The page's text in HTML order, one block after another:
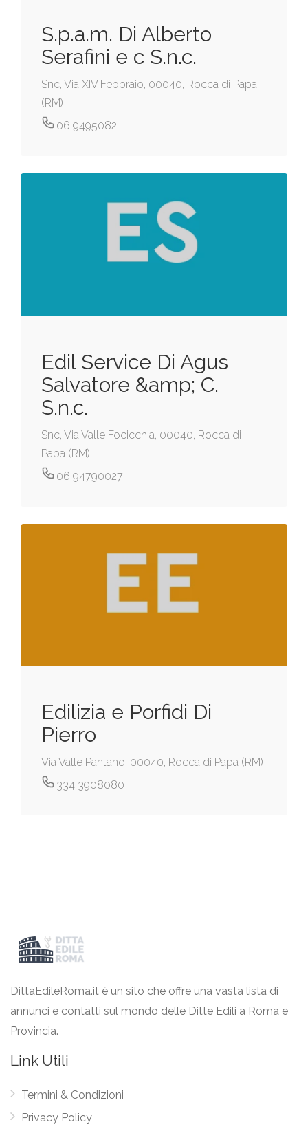
S.p.a.m. Di Alberto
Serafini e c S.n.c.
Snc, Via XIV Febbraio, 00040, Rocca di Papa
(RM)
06 9495082
Edil Service Di Agus
Salvatore &amp; C.
S.n.c.
Snc, Via Valle Focicchia, 00040, Rocca di
Papa (RM)
06 94790027
Edilizia e Porfidi Di
Pierro
Via Valle Pantano, 00040, Rocca di Papa (RM)
334 3908080
DittaEdileRoma.it è un sito che offre una vasta lista di
annunci e contatti sul mondo delle Ditte Edili a Roma e
Provincia.
Link Utili
Termini & Condizioni
Privacy Policy